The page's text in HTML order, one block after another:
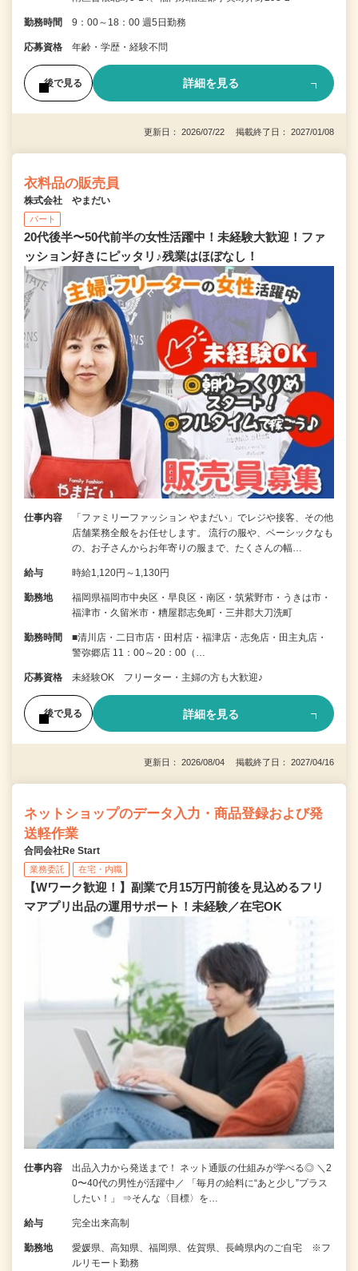
勤務時間 9：00～18：00 週5日勤務
応募資格 年齢・学歴・経験不問
後で見る 詳細を見る
更新日： 2026/07/22 掲載終了日： 2027/01/08
衣料品の販売員
株式会社 やまだい
パート
20代後半〜50代前半の女性活躍中！未経験大歓迎！ファ
ッション好きにピッタリ♪残業はほぼなし！
仕事内容
「ファミリーファッション やまだい」でレジや接客、その他
店舗業務全般をお任せします。 流行の服や、ベーシックなも
の、お子さんからお年寄りの服まで、たくさんの幅…
給与 時給1,120円～1,130円
勤務地
福岡県福岡市中央区・早良区・南区・筑紫野市・うきは市・
福津市・久留米市・糟屋郡志免町・三井郡大刀洗町
勤務時間
■清川店・二日市店・田村店・福津店・志免店・田主丸店・
警弥郷店 11：00～20：00（…
応募資格 未経験OK フリーター・主婦の方も大歓迎♪
後で見る 詳細を見る
更新日： 2026/08/04 掲載終了日： 2027/04/16
ネットショップのデータ入力・商品登録および発
送軽作業
合同会社Re Start
業務委託 在宅・内職
【Wワーク歓迎！】副業で月15万円前後を見込めるフリ
マアプリ出品の運用サポート！未経験／在宅OK
仕事内容
出品入力から発送まで！ ネット通販の仕組みが学べる◎ ＼2
0〜40代の男性が活躍中／ 「毎月の給料に“あと少し”プラス
したい！」 ⇒そんな〈目標〉を…
給与 完全出来高制
勤務地
愛媛県、高知県、福岡県、佐賀県、長崎県内のご自宅 ※フ
ルリモート勤務